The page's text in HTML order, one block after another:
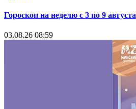
Гороскоп на неделю с 3 по 9 августа
03.08.26 08:59